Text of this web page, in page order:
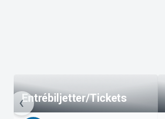
Entrébiljetter/Tickets